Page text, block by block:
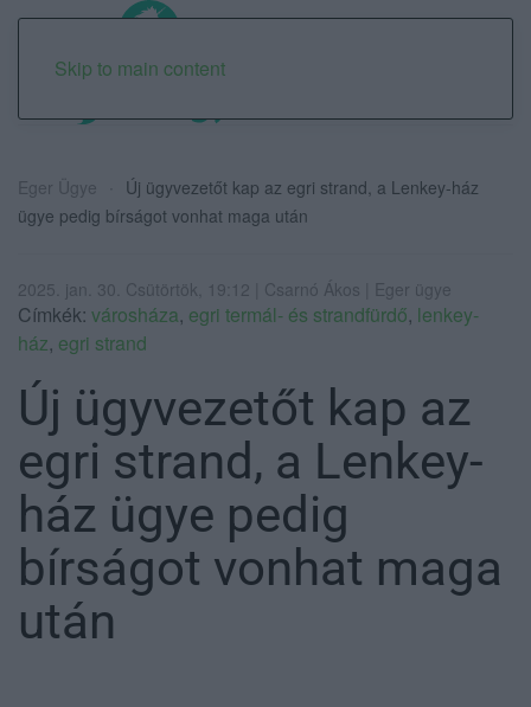
Skip to main content
Eger Ügye
Új ügyvezetőt kap az egri strand, a Lenkey-ház
ügye pedig bírságot vonhat maga után
2025. jan. 30. Csütörtök, 19:12 | Csarnó Ákos | Eger ügye
Címkék: városháza, egri termál- és strandfürdő, lenkey-
ház, egri strand
Új ügyvezetőt kap az
egri strand, a Lenkey-
ház ügye pedig
bírságot vonhat maga
után